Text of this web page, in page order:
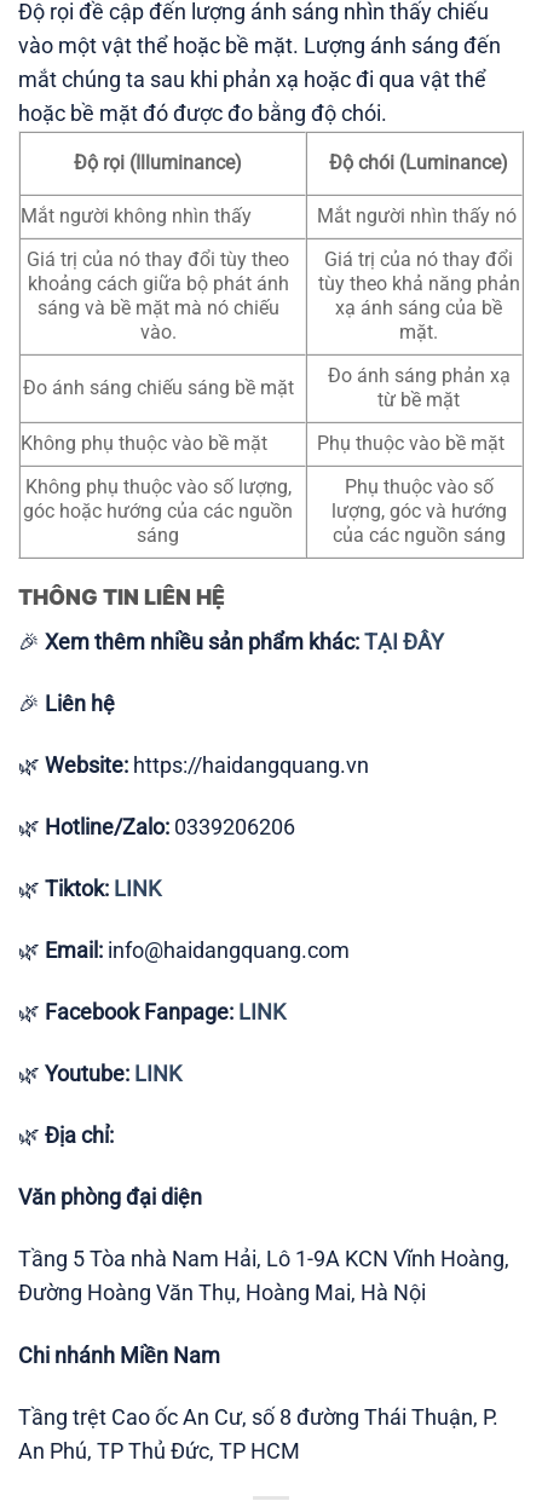
Độ rọi đề cập đến lượng ánh sáng nhìn thấy chiếu
vào một vật thể hoặc bề mặt. Lượng ánh sáng đến
mắt chúng ta sau khi phản xạ hoặc đi qua vật thể
hoặc bề mặt đó được đo bằng độ chói.
Độ rọi (Illuminance) Độ chói (Luminance)
Mắt người không nhìn thấy
Mắt người nhìn thấy nó
Giá trị của nó thay đổi tùy theo
khoảng cách giữa bộ phát ánh
sáng và bề mặt mà nó chiếu
vào.
Giá trị của nó thay đổi
tùy theo khả năng phản
xạ ánh sáng của bề
mặt.
Đo ánh sáng chiếu sáng bề mặt
Đo ánh sáng phản xạ
từ bề mặt
Không phụ thuộc vào bề mặt
Phụ thuộc vào bề mặt
Không phụ thuộc vào số lượng,
góc hoặc hướng của các nguồn
sáng
Phụ thuộc vào số
lượng, góc và hướng
của các nguồn sáng
THÔNG TIN LIÊN HỆ
🎉 Xem thêm nhiều sản phẩm khác: TẠI ĐÂY
🎉 Liên hệ
🌿 Website: https://haidangquang.vn
🌿 Hotline/Zalo: 0339206206
🌿 Tiktok: LINK
🌿 Email: info@haidangquang.com
🌿 Facebook Fanpage: LINK
🌿 Youtube: LINK
🌿 Địa chỉ:
Văn phòng đại diện
Tầng 5 Tòa nhà Nam Hải, Lô 1-9A KCN Vĩnh Hoàng,
Đường Hoàng Văn Thụ, Hoàng Mai, Hà Nội
Chi nhánh Miền Nam
Tầng trệt Cao ốc An Cư, số 8 đường Thái Thuận, P.
An Phú, TP Thủ Đức, TP HCM